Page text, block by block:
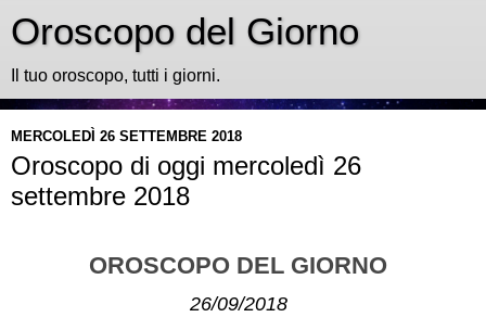
Oroscopo del Giorno
Il tuo oroscopo, tutti i giorni.
MERCOLEDÌ 26 SETTEMBRE 2018
Oroscopo di oggi mercoledì 26
settembre 2018
OROSCOPO DEL GIORNO
26/09/2018